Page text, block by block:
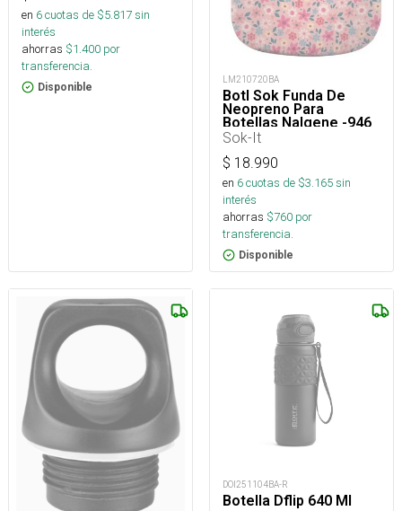
en 6cuotas de $5.817sin
interés
ahorras $1.400 por
transferencia.
Disponible
LM210720BA
Botl Sok Funda De
Neopreno Para
Botellas Nalgene -946
Ml
Sok-It
$ 18.990
en 6cuotas de $3.165sin
interés
ahorras $760 por
transferencia.
Disponible
DOI251104BA-R
Botella Dflip 640 Ml